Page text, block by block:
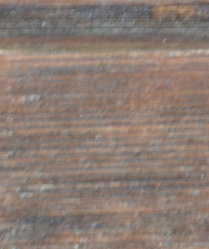
kann mit oder ohne
Mittel erfolgen und
gesetzesvertretenden
und für die betreffende
In jedem Fall wird die
gewährleisten.